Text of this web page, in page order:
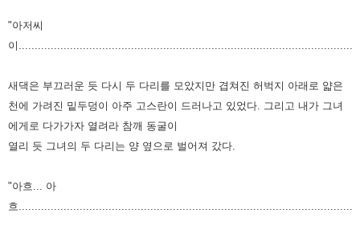
"아저씨
이
새댁은 부끄러운 듯 다시 두 다리를 모았지만 겹쳐진 허벅지 아래로 얇은
천에 가려진 밑두덩이 아주 고스란이 드러나고 있었다. 그리고 내가 그녀
에게로 다가가자 열려라 참깨 동굴이
열리 듯 그녀의 두 다리는 양 옆으로 벌어져 갔다.
"아흐... 아
흐